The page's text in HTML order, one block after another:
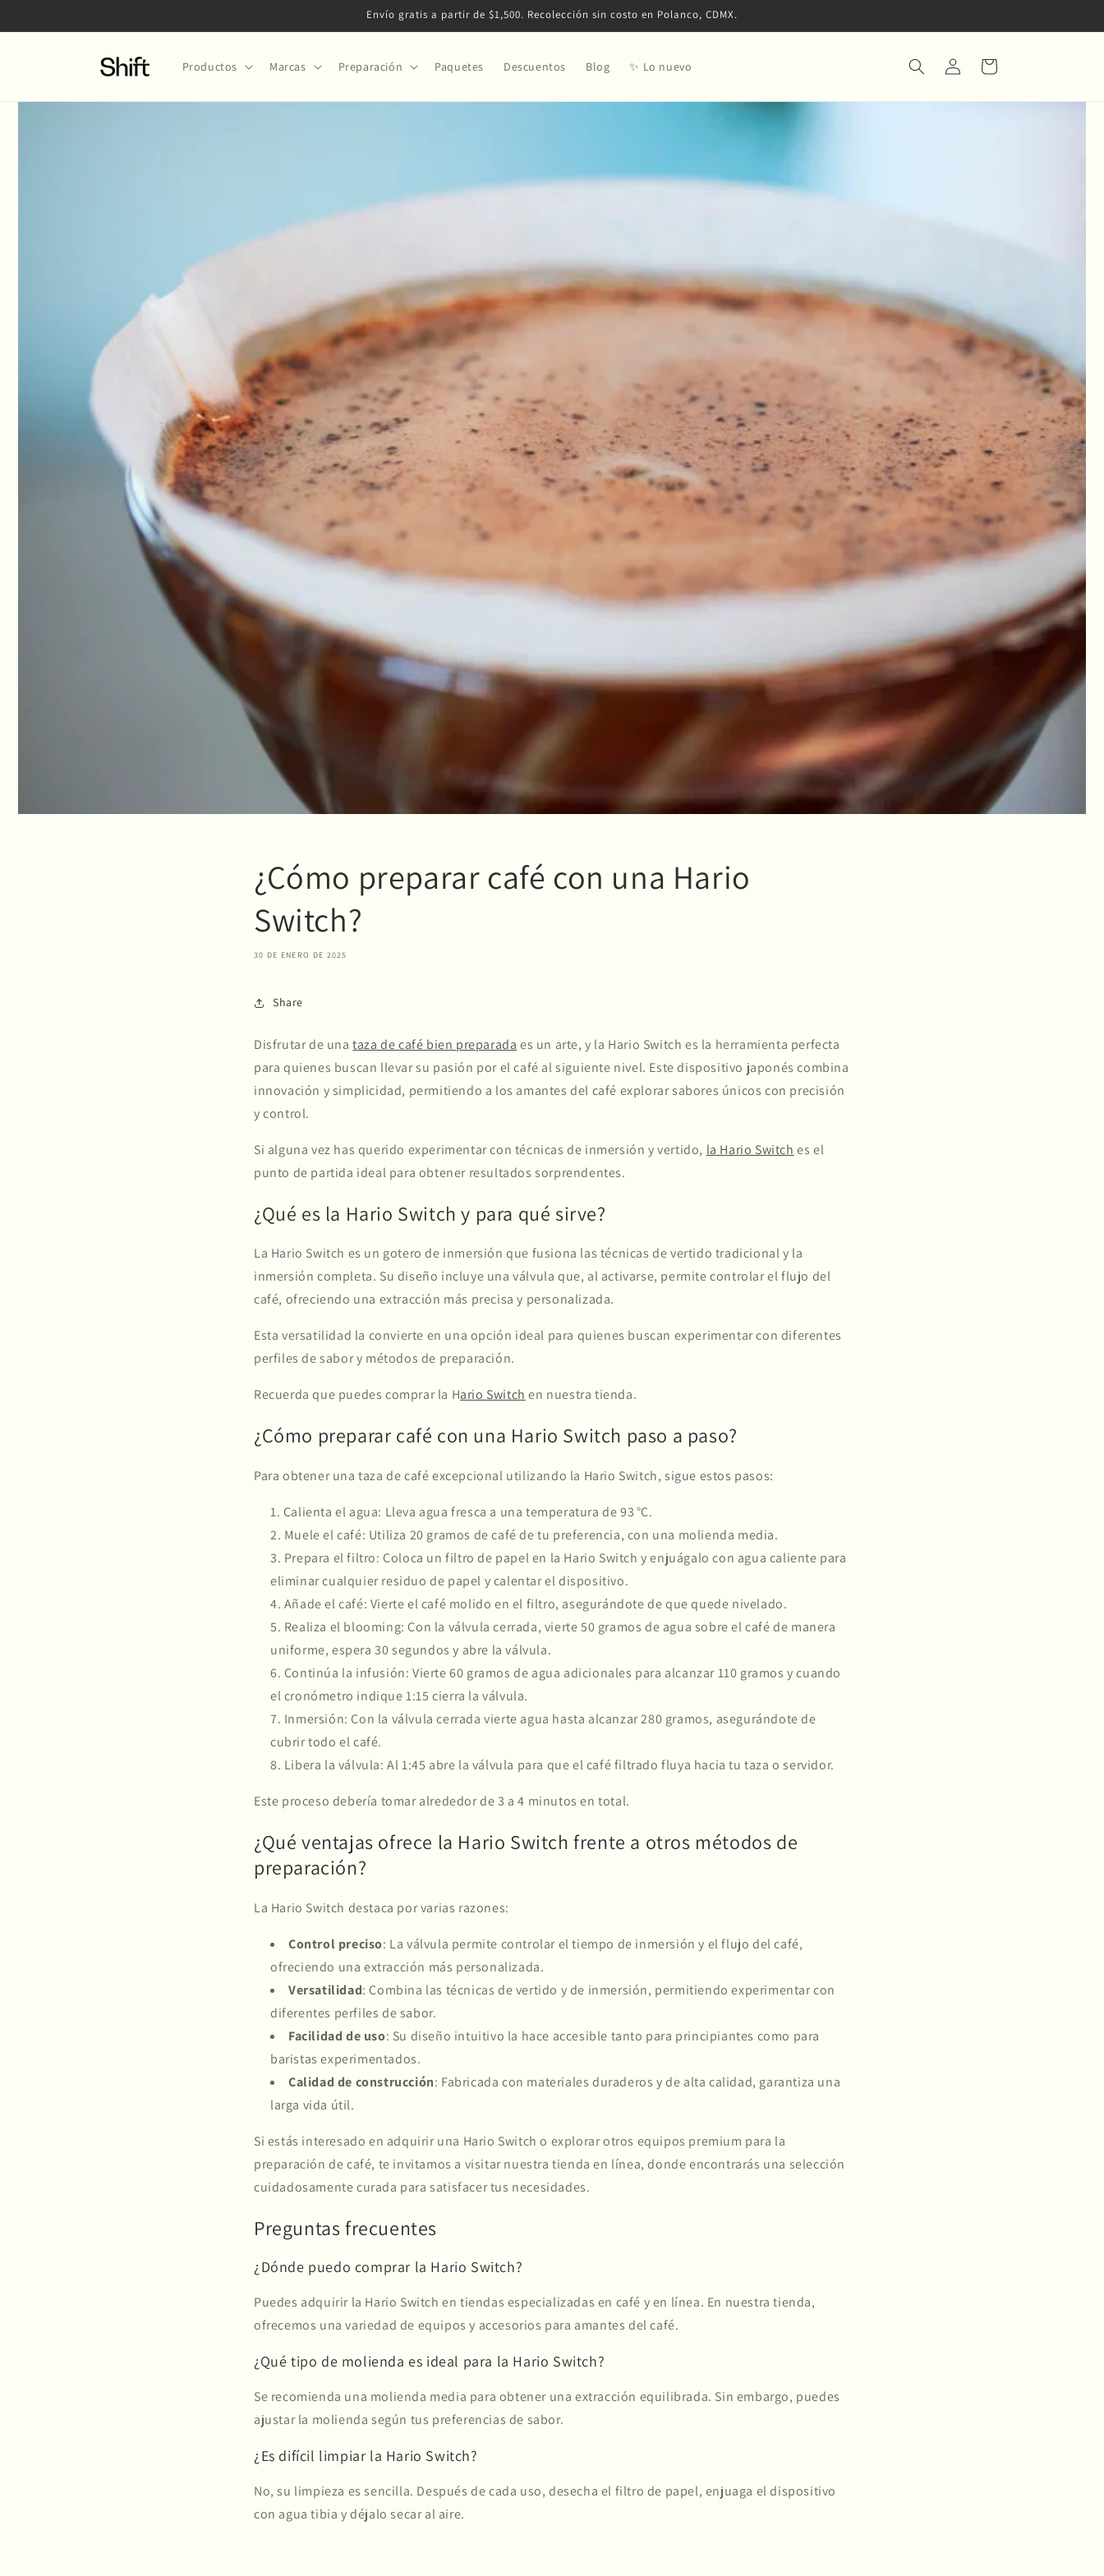
al contenido
Envío gratis a partir de $1,500. Recolección sin costo en Polanco, CDMX.
Productos Marcas Preparación Paquetes Descuentos Blog ✨ Lo nuevo
Iniciar
sesión
Carrito
¿Cómo preparar café con una Hario
Switch?
30 DE ENERO DE 2025
Share
Disfrutar de unataza de café bien preparada es un arte, y la Hario Switch es la herramienta perfecta
para quienes buscan llevar su pasión por el café al siguiente nivel. Este dispositivo japonés combina
innovación y simplicidad, permitiendo a los amantes del café explorar sabores únicos con precisión
y control.
Si alguna vez has querido experimentar con técnicas de inmersión y vertido, la Hario Switch es el
punto de partida ideal para obtener resultados sorprendentes.
¿Qué es la Hario Switch y para qué sirve?
La Hario Switch es un gotero de inmersión que fusiona las técnicas de vertido tradicional y la
inmersión completa. Su diseño incluye una válvula que, al activarse, permite controlar el flujo del
café, ofreciendo una extracción más precisa y personalizada.
Esta versatilidad la convierte en una opción ideal para quienes buscan experimentar con diferentes
perfiles de sabor y métodos de preparación.
Recuerda que puedes comprar la Hario Switch en nuestra tienda.
¿Cómo preparar café con una Hario Switch paso a paso?
Para obtener una taza de café excepcional utilizando la Hario Switch, sigue estos pasos:
Calienta el agua: Lleva agua fresca a una temperatura de 93 °C.
Muele el café: Utiliza 20 gramos de café de tu preferencia, con una molienda media.
Prepara el filtro: Coloca un filtro de papel en la Hario Switch y enjuágalo con agua caliente para
eliminar cualquier residuo de papel y calentar el dispositivo.
Añade el café: Vierte el café molido en el filtro, asegurándote de que quede nivelado.
Realiza el blooming: Con la válvula cerrada, vierte 50 gramos de agua sobre el café de manera
uniforme, espera 30 segundos y abre la válvula.
Continúa la infusión: Vierte 60 gramos de agua adicionales para alcanzar 110 gramos y cuando
el cronómetro indique 1:15 cierra la válvula.
Inmersión: Con la válvula cerrada vierte agua hasta alcanzar 280 gramos, asegurándote de
cubrir todo el café.
Libera la válvula: Al 1:45 abre la válvula para que el café filtrado fluya hacia tu taza o servidor.
Este proceso debería tomar alrededor de 3 a 4 minutos en total.
¿Qué ventajas ofrece la Hario Switch frente a otros métodos de
preparación?
La Hario Switch destaca por varias razones:
Control preciso: La válvula permite controlar el tiempo de inmersión y el flujo del café,
ofreciendo una extracción más personalizada.
Versatilidad: Combina las técnicas de vertido y de inmersión, permitiendo experimentar con
diferentes perfiles de sabor.
Facilidad de uso: Su diseño intuitivo la hace accesible tanto para principiantes como para
baristas experimentados.
Calidad de construcción: Fabricada con materiales duraderos y de alta calidad, garantiza una
larga vida útil.
Si estás interesado en adquirir una Hario Switch o explorar otros equipos premium para la
preparación de café, te invitamos a visitar nuestra tienda en línea, donde encontrarás una selección
cuidadosamente curada para satisfacer tus necesidades.
Preguntas frecuentes
¿Dónde puedo comprar la Hario Switch?
Puedes adquirir la Hario Switch en tiendas especializadas en café y en línea. En nuestra tienda,
ofrecemos una variedad de equipos y accesorios para amantes del café.
¿Qué tipo de molienda es ideal para la Hario Switch?
Se recomienda una molienda media para obtener una extracción equilibrada. Sin embargo, puedes
ajustar la molienda según tus preferencias de sabor.
¿Es difícil limpiar la Hario Switch?
No, su limpieza es sencilla. Después de cada uso, desecha el filtro de papel, enjuaga el dispositivo
con agua tibia y déjalo secar al aire.